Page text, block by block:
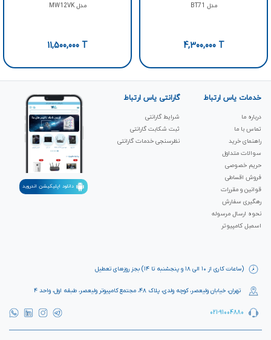
مدل BT71
4,300,000T
مدل MW12VK
11,500,000 T
(ساعات کاری از ۱۰ الی ۱۸ و پنجشنبه تا ۱۴) بجز روزهای تعطیل
تهران، خیابان ولیعصر، کوچه ولدی، پلاک ۴۸، مجتمع کامپیوتر ولیعصر، طبقه اول، واحد ۴
021-91004880
خدمات یاس ارتباط
درباره ما
تماس با ما
راهنمای خرید
سوالات متداول
حریم خصوصی
فروش اقساطی
قوانین و مقررات
رهگیری سفارش
نحوه ارسال مرسوله
اسمبل کامپیوتر
گارانتی یاس ارتباط
شرایط گارانتی
ثبت شکابت‌ گارانتی
نظرسنجی خدمات گارانتی
دانلود اپلیکیشن اندروید